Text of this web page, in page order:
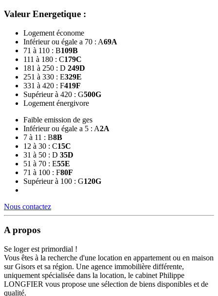
Valeur Energetique :
Logement économe
Inférieur ou égale a 70 : A69A
71 à 110 : B109B
111 à 180 : C179C
181 à 250 : D 249D
251 à 330 : E329E
331 à 420 : F419F
Supérieur à 420 : G500G
Logement énergivore
Faible emission de ges
Inférieur ou égale a 5 : A2A
7 à 11 : B8B
12 à 30 : C15C
31 à 50 : D 35D
51 à 70 : E55E
71 à 100 : F80F
Supérieur à 100 : G120G
Nous contactez
A propos
Se loger est primordial !
Vous êtes à la recherche d'une location en appartement ou en maison
sur Gisors et sa région. Une agence immobilière différente,
uniquement spécialisée dans la location, le cabinet Philippe
LONGFIER vous propose une sélection de biens disponibles et de
qualité.